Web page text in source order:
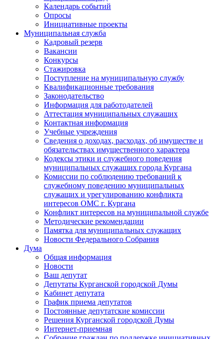
Календарь событий
Опросы
Инициативные проекты
Муниципальная служба
Кадровый резерв
Вакансии
Конкурсы
Стажировка
Поступление на муниципальную службу
Квалификационные требования
Законодательство
Информация для работодателей
Аттестация муниципальных служащих
Контактная информация
Учебные учреждения
Сведения о доходах, расходах, об имуществе и
обязательствах имущественного характера
Кодексы этики и служебного поведения
муниципальных служащих города Кургана
Комиссии по соблюдению требований к
служебному поведению муниципальных
служащих и урегулированию конфликта
интересов ОМС г. Кургана
Конфликт интересов на муниципальной службе
Методические рекомендации
Памятка для муниципальных служащих
Новости Федерального Cобрания
Дума
Общая информация
Новости
Ваш депутат
Депутаты Курганской городской Думы
Кабинет депутата
График приема депутатов
Постоянные депутатские комиссии
Решения Курганской городской Думы
Интернет-приемная